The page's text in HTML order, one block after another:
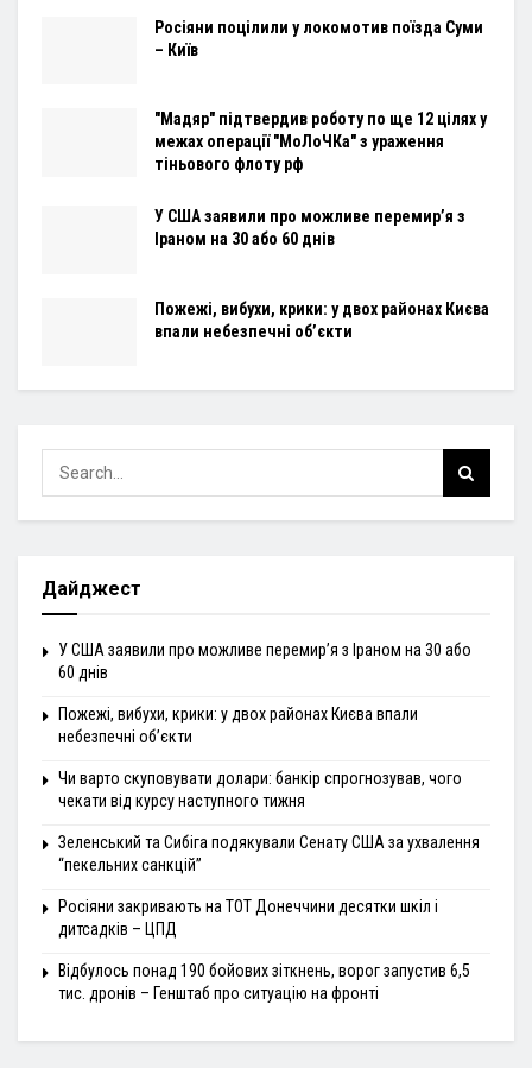
Росіяни поцілили у локомотив поїзда Суми
– Київ
"Мадяр" підтвердив роботу по ще 12 цілях у
межах операції "МоЛоЧКа" з ураження
тіньового флоту рф
У США заявили про можливе перемир’я з
Іраном на 30 або 60 днів
Пожежі, вибухи, крики: у двох районах Києва
впали небезпечні об’єкти
Дайджест
У США заявили про можливе перемир’я з Іраном на 30 або
60 днів
Пожежі, вибухи, крики: у двох районах Києва впали
небезпечні об’єкти
Чи варто скуповувати долари: банкір спрогнозував, чого
чекати від курсу наступного тижня
Зеленський та Сибіга подякували Сенату США за ухвалення
“пекельних санкцій”
Росіяни закривають на ТОТ Донеччини десятки шкіл і
дитсадків – ЦПД
Відбулось понад 190 бойових зіткнень, ворог запустив 6,5
тис. дронів – Генштаб про ситуацію на фронті